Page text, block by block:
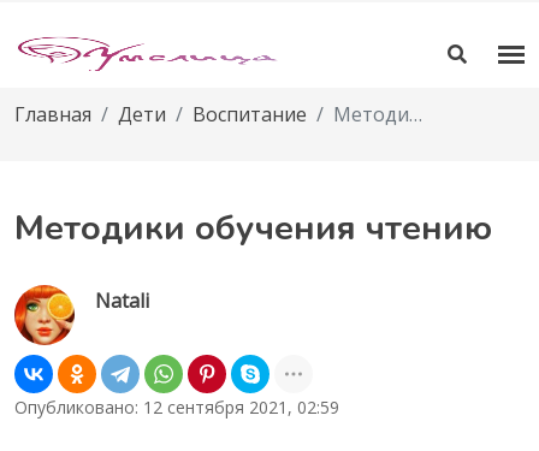
Главная Дети Воспитание Методики обучения чтению
Методики обучения чтению
Natali
Опубликовано: 12 сентября 2021, 02:59